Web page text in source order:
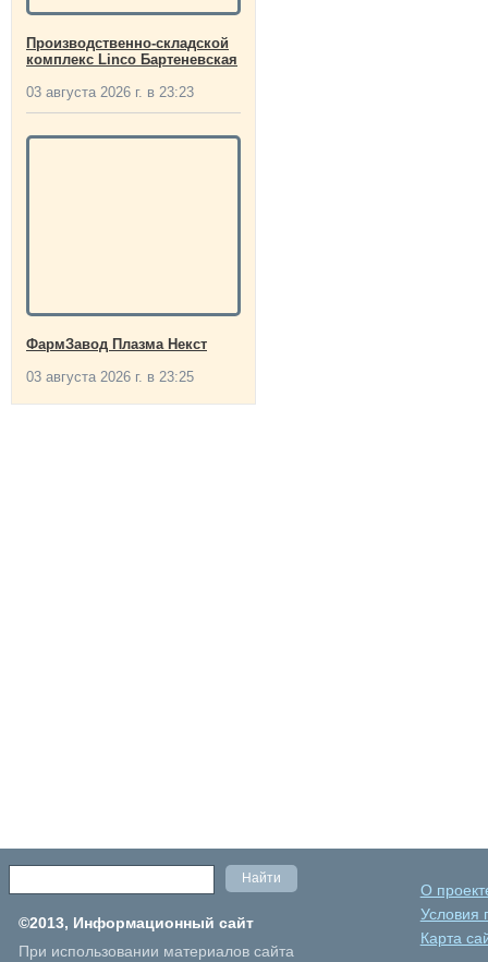
Производственно-складской
комплекс Linco Бартеневская
03 августа 2026 г. в 23:23
ФармЗавод Плазма Некст
03 августа 2026 г. в 23:25
©2013, Информационный сайт
При использовании материалов сайта
О
Условия
Карта